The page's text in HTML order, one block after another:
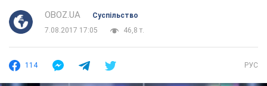
OBOZ.UA
Суспільство
7.08.2017 17:05
46,8 т.
114 РУС